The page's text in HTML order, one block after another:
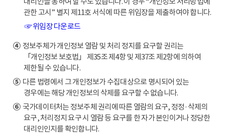
관한 고시” 별지 제11호 서식에 따른 위임장을 제출하여야 합니다.
☞ 위임장 다운로드
④정보주체가 개인정보 열람 및 처리 정지를 요구할 권리는
「개인정보 보호법」 제35조 제4항 및 제37조 제2항에 의하여
제한될 수 있습니다.
⑤다른 법령에서 그 개인정보가 수집대상으로 명시되어 있는
경우에는 해당 개인정보의 삭제를 요구할 수 없습니다.
⑥국가데이터처는 정보주체 권리에 따른 열람의 요구, 정정·삭제의
요구, 처리정지 요구 시 열람 등 요구를 한 자가 본인이거나 정당한
대리인인지를 확인합니다.